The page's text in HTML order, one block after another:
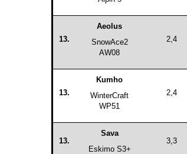
13.
Aeolus
SnowAce2
AW08
2,4
13.
Kumho
WinterCraft
WP51
2,4
13.
Sava
Eskimo S3+
3,3